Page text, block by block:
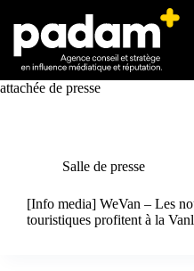
attachée de presse
Salle de presse
[Info media] WeVan – Les
touristiques profitent à la